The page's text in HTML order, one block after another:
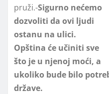
pruži.-Sigurno nećemo
dozvoliti da ovi ljudi
ostanu na ulici.
Opština će učiniti sve
što je u njenoj moći, a
ukoliko bude bilo
države.